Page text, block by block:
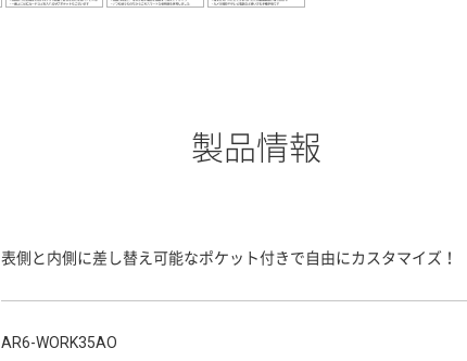
製品情報
表側と内側に差し替え可能なポケット付きで自由にカスタマイズ！
AR6-WORK35AO